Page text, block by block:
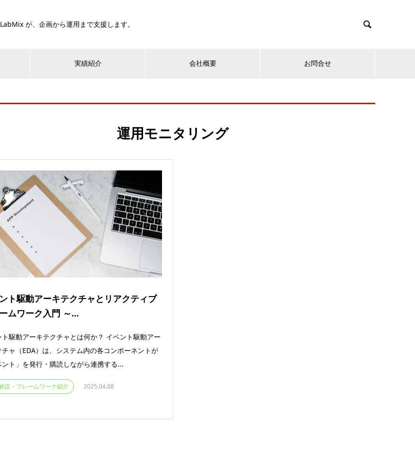
が、企画から運用まで支援します。 
実績紹介 会社概要 お問合せ
運用モニタリング
ト駆動アーキテクチャとリアクティブ
ムワーク入門 ～...
ト駆動アーキテクチャとは何か？ イベント駆動アー
チャ（EDA）は、システム内の各コンポーネントが
ント」を発行・購読しながら連携する...
説・フレームワーク紹介 2025.04.08